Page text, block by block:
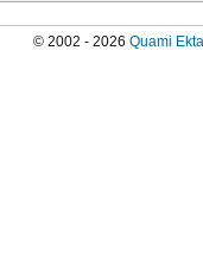
© 2002 - 2026 Quami